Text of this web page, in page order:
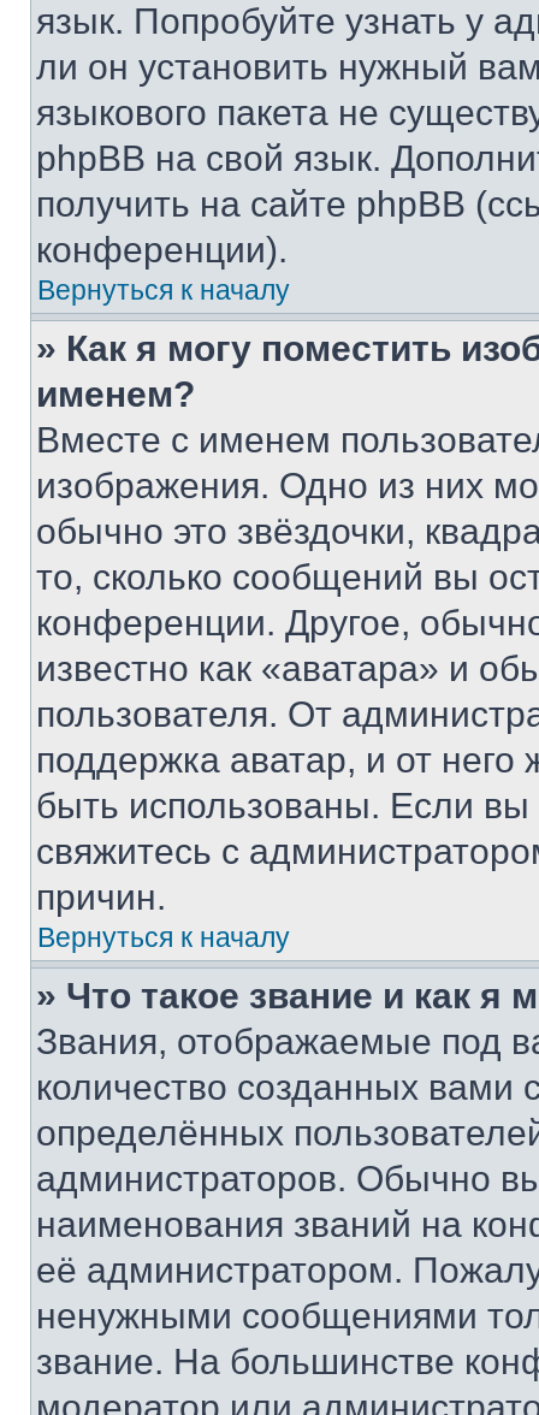
язык. Попробуйте узнать у
ли он установить нужный
языкового пакета не
phpBB на свой язык.
получить на сайте phpBB
конференции).
Вернуться к началу
» Как я могу поместить
именем?
Вместе с именем
изображения. Одно из них
обычно это звёздочки,
то, сколько сообщений вы
конференции. Другое,
известно как «аватара» и
пользователя. От
поддержка аватар, и от него
быть использованы. Если
свяжитесь с
причин.
Вернуться к началу
» Что такое звание и как я
Звания, отображаемые под
количество созданных
определённых
администраторов. Обычно
наименования званий на
её администратором.
ненужными сообщениями
звание. На большинстве